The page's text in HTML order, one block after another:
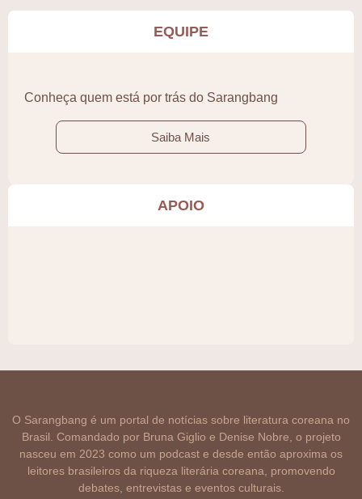
EQUIPE
Conheça quem está por trás do Sarangbang
Saiba Mais
APOIO
O Sarangbang é um portal de notícias sobre literatura coreana no
Brasil. Comandado por Bruna Giglio e Denise Nobre, o projeto
nasceu em 2023 como um podcast e desde então aproxima os
leitores brasileiros da riqueza literária coreana, promovendo
debates, entrevistas e eventos culturais.